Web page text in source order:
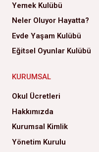
Yemek Kulübü
Neler Oluyor Hayatta?
Evde Yaşam Kulübü
Eğitsel Oyunlar Kulübü
KURUMSAL
Okul Ücretleri
Hakkımızda
Kurumsal Kimlik
Yönetim Kurulu